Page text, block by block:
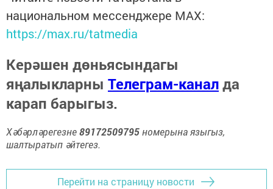
национальном мессенджере MАХ:
https://max.ru/tatmedia
Керәшен дөньясындагы
яңалыкларны Телеграм-каналда
карап барыгыз.
Хәбәрләрегезне89172509795номерына языгыз,
шалтыратып әйтегез.
Перейти на страницу новости